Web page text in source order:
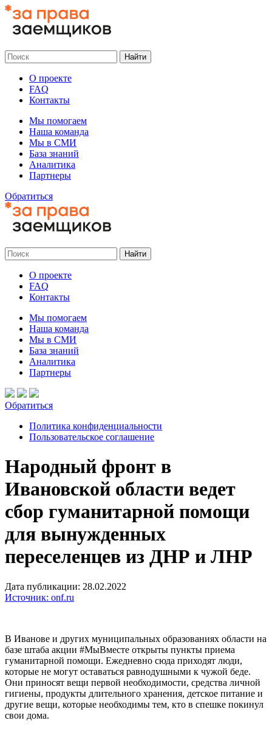
О проекте
FAQ
Контакты
Мы помогаем
Наша команда
Мы в СМИ
База знаний
Аналитика
Партнеры
Обратиться
О проекте
FAQ
Контакты
Мы помогаем
Наша команда
Мы в СМИ
База знаний
Аналитика
Партнеры
Обратиться
Политика конфиденциальности
Пользовательское соглашение
Народный фронт в
Ивановской области ведет
сбор гуманитарной помощи
для вынужденных
переселенцев из ДНР и ЛНР
Дата публикации: 28.02.2022
Источник: onf.ru
В Иванове и других муниципальных образованиях области на
базе штаба акции #МыВместе открыты пункты приема
гуманитарной помощи. Ежедневно сюда приходят люди,
которые не могут оставаться равнодушными к чужой беде.
Они приносят вещи первой необходимости, средства личной
гигиены, продукты длительного хранения, детское питание и
другие вещи, которые необходимы тем, кто в спешке покинул
свои дома.